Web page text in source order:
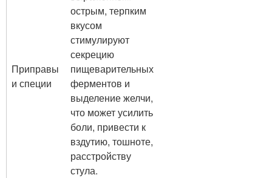
Приправы
и специи
острым, терпким
вкусом
стимулируют
секрецию
пищеварительных
ферментов и
выделение желчи,
что может усилить
боли, привести к
вздутию, тошноте,
расстройству
стула.